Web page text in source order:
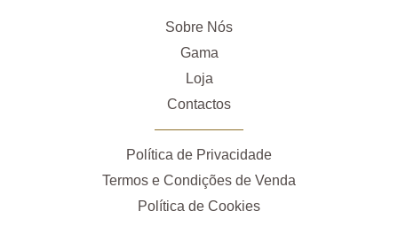
Sobre Nós
Gama
Loja
Contactos
Política de Privacidade
Termos e Condições de Venda
Política de Cookies